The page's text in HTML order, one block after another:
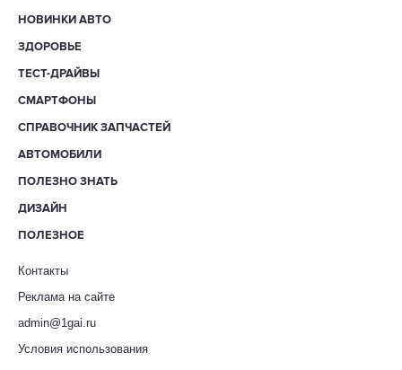
НОВИНКИ АВТО
ЗДОРОВЬЕ
ТЕСТ-ДРАЙВЫ
СМАРТФОНЫ
СПРАВОЧНИК ЗАПЧАСТЕЙ
АВТОМОБИЛИ
ПОЛЕЗНО ЗНАТЬ
ДИЗАЙН
ПОЛЕЗНОЕ
Контакты
Реклама на сайте
admin@1gai.ru
Условия использования